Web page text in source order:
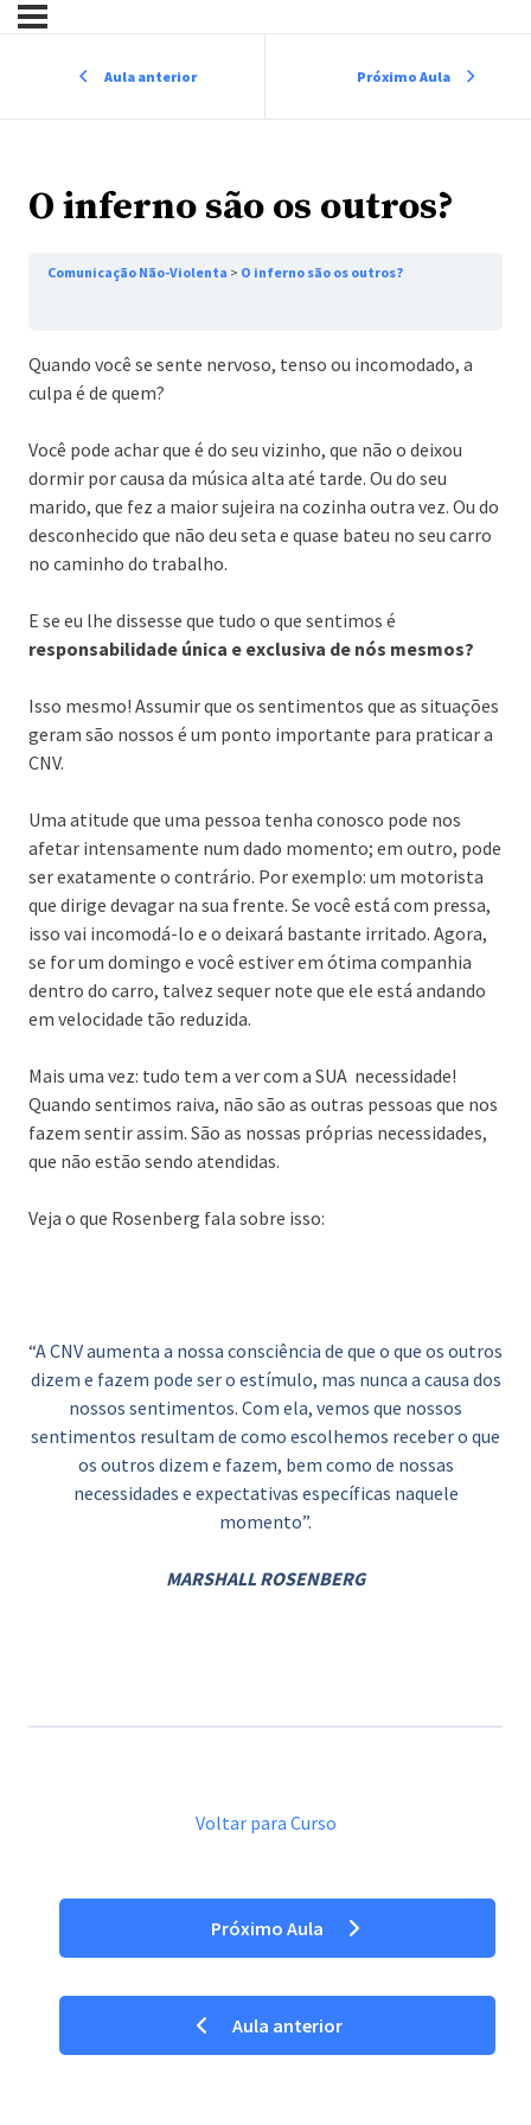
Aula anterior Próximo Aula
O inferno são os outros?
Comunicação Não-Violenta O inferno são os outros?
Quando você se sente nervoso, tenso ou incomodado, a
culpa é de quem?
Você pode achar que é do seu vizinho, que não o deixou
dormir por causa da música alta até tarde. Ou do seu
marido, que fez a maior sujeira na cozinha outra vez. Ou do
desconhecido que não deu seta e quase bateu no seu carro
no caminho do trabalho.
E se eu lhe dissesse que tudo o que sentimos é
responsabilidade única e exclusiva de nós mesmos?
Isso mesmo! Assumir que os sentimentos que as situações
geram são nossos é um ponto importante para praticar a
CNV.
Uma atitude que uma pessoa tenha conosco pode nos
afetar intensamente num dado momento; em outro, pode
ser exatamente o contrário. Por exemplo: um motorista
que dirige devagar na sua frente. Se você está com pressa,
isso vai incomodá-lo e o deixará bastante irritado. Agora,
se for um domingo e você estiver em ótima companhia
dentro do carro, talvez sequer note que ele está andando
em velocidade tão reduzida.
Mais uma vez: tudo tem a ver com a SUA necessidade!
Quando sentimos raiva, não são as outras pessoas que nos
fazem sentir assim. São as nossas próprias necessidades,
que não estão sendo atendidas.
Veja o que Rosenberg fala sobre isso:
“A CNV aumenta a nossa consciência de que o que os outros
dizem e fazem pode ser o estímulo, mas nunca a causa dos
nossos sentimentos. Com ela, vemos que nossos
sentimentos resultam de como escolhemos receber o que
os outros dizem e fazem, bem como de nossas
necessidades e expectativas específicas naquele
momento”.
MARSHALL ROSENBERG
Aula anterior
Voltar para Curso
Próximo Aula